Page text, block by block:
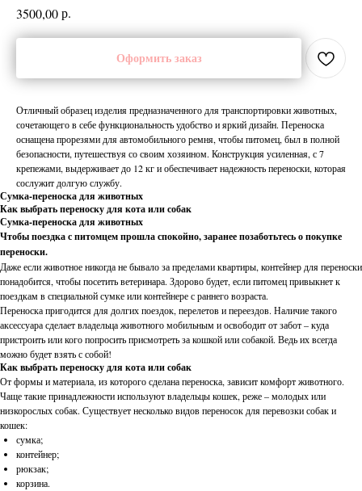
3500,00р.
Оформить заказ
Отличный образец изделия предназначенного для транспортировки животных,
сочетающего в себе функциональность удобство и яркий дизайн. Переноска
оснащена прорезями для автомобильного ремня, чтобы питомец, был в полной
безопасности, путешествуя со своим хозяином. Конструкция усиленная, с 7
крепежами, выдерживает до 12 кг и обеспечивает надежность переноски, которая
сослужит долгую службу.
Сумка-переноска для животных
Как выбрать переноску для кота или собак
Сумка-переноска для животных
Чтобы поездка с питомцем прошла спокойно, заранее позаботьтесь о покупке
переноски.
Даже если животное никогда не бывало за пределами квартиры, контейнер для переноски
понадобится, чтобы посетить ветеринара. Здорово будет, если питомец привыкнет к
поездкам в специальной сумке или контейнере с раннего возраста.
Переноска пригодится для долгих поездок, перелетов и переездов. Наличие такого
аксессуара сделает владельца животного мобильным и освободит от забот – куда
пристроить или кого попросить присмотреть за кошкой или собакой. Ведь их всегда
можно будет взять с собой!
Как выбрать переноску для кота или собак
От формы и материала, из которого сделана переноска, зависит комфорт животного.
Чаще такие принадлежности используют владельцы кошек, реже – молодых или
низкорослых собак. Существует несколько видов переносок для перевозки собак и
кошек:
сумка;
контейнер;
рюкзак;
корзина.